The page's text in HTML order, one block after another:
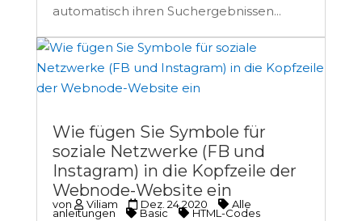
automatisch ihren Suchergebnissen...
Wie fügen Sie Symbole für
soziale Netzwerke (FB und
Instagram) in die Kopfzeile der
Webnode-Website ein
von Viliam Dez. 24 2020 Alle
anleitungen Basic HTML-Codes